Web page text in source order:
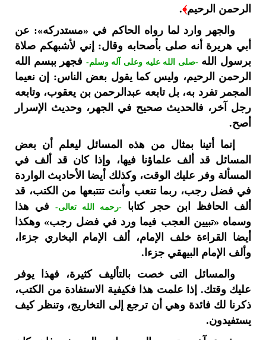
الرحمن الرحيم﴾.
والجهر وارد لما رواه الحاكم في «مستدركه»: عن
أبي هريرة أنه صلى بأصحابه وقال: إني لأشبهكم صلاة
برسول الله-صلى الله عليه وعلى آله وسلم- فجهر ببسم الله
الرحمن الرحيم، وليس كما يقول بعض الناس: إن نعيما
المجمر تفرد به، بل تابعه عبدالرحمن بن يعقوب، وتابعه
رجل آخر، فالحديث صحيح في الجهر، وحديث الإسرار
أصح.
إنما أتينا بمثال من هذه المسائل ليعلم أن بعض
المسائل قد ألف علماؤنا فيها، وإذا كان قد ألف في
المسألة وفر عليك الوقت، وكذلك أيضا الأحاديث الواردة
في فضل رجب، ربما تتعب وأنت تتتبعها من الكتب، قد
ألف الحافظ ابن حجر كتابا
-رحمه الله تعالى-
في هذا
وسماه «تبيين العجب فيما ورد في فضل رجب» وهكذا
أيضا القراءة خلف الإمام، ألف الإمام البخاري جزءا،
وألف الإمام البيهقي جزءا.
والمسائل التى خصت بالتأليف كثيرة، فهذا يوفر
عليك وقتك. إذا علمت هذا فكيفية الاستفادة من الكتب،
ذكرنا لك فائدة وهي أن ترجع إلى التخاريج، وتنظر كيف
يستفيدون.